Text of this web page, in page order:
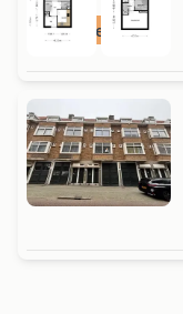
Gratis reageren